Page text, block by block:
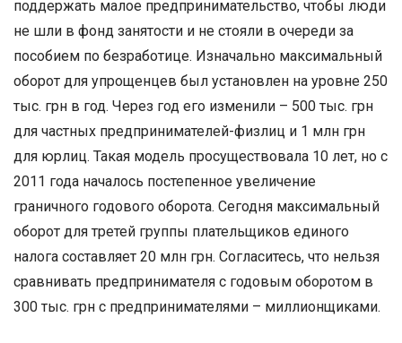
поддержать малое предпринимательство, чтобы люди
не шли в фонд занятости и не стояли в очереди за
пособием по безработице. Изначально максимальный
оборот для упрощенцев был установлен на уровне 250
тыс. грн в год. Через год его изменили – 500 тыс. грн
для частных предпринимателей-физлиц и 1 млн грн
для юрлиц. Такая модель просуществовала 10 лет, но с
2011 года началось постепенное увеличение
граничного годового оборота. Сегодня максимальный
оборот для третей группы плательщиков единого
налога составляет 20 млн грн. Согласитесь, что нельзя
сравнивать предпринимателя с годовым оборотом в
300 тыс. грн с предпринимателями – миллионщиками.